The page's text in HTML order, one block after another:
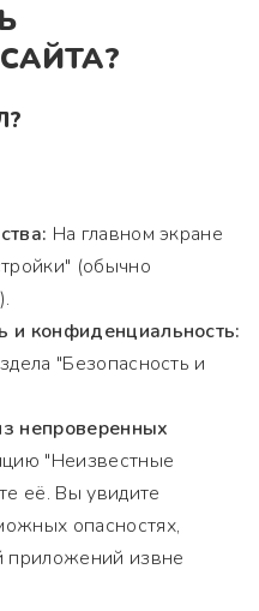
На главном экране
(обычно
и конфиденциальность:
"Безопасность и
непроверенных
"Неизвестные
её. Вы увидите
опасностях,
приложений извне